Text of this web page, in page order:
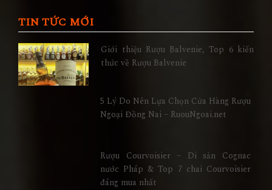
TIN TỨC MỚI
Giới thiệu Rượu Balvenie, Top 6 kiến
thức về Rượu Balvenie
5 Lý Do Nên Lựa Chọn Cửa Hàng Rượu
Ngoại Đồng Nai – RuouNgoai.net
Rượu Courvoisier – Di sản Cognac
nước Pháp & Top 7 chai Courvoisier
đáng mua nhất